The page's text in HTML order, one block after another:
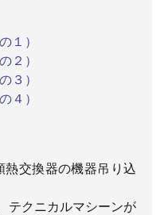
１）
２）
３）
４）
熱交換器の機器吊り込
テクニカルマシーンが